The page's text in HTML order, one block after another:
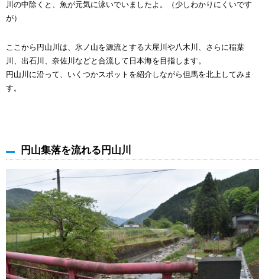
川の中除くと、魚が元気に泳いでいましたよ。（少しわかりにくいです
が）
ここから円山川は、氷ノ山を源流とする大屋川や八木川、さらに稲葉
川、出石川、奈佐川などと合流して日本海を目指します。
円山川に沿って、いくつかスポットを紹介しながら但馬を北上してみま
す。
円山集落を流れる円山川